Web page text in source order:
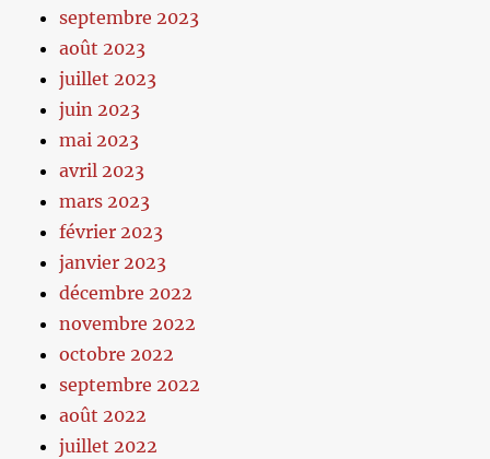
septembre 2023
août 2023
juillet 2023
juin 2023
mai 2023
avril 2023
mars 2023
février 2023
janvier 2023
décembre 2022
novembre 2022
octobre 2022
septembre 2022
août 2022
juillet 2022